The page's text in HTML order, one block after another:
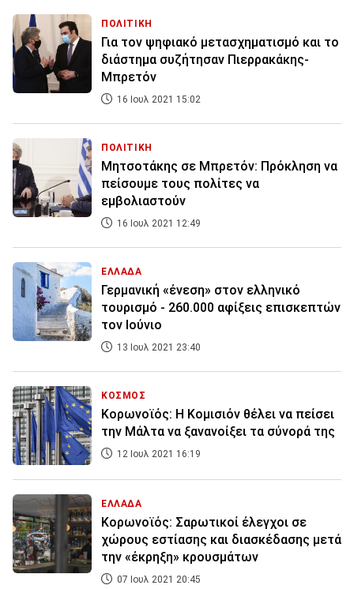
ΠΟΛΙΤΙΚΗ
Για τον ψηφιακό μετασχηματισμό και το
διάστημα συζήτησαν Πιερρακάκης-
Μπρετόν
16 Ιουλ 2021 15:02
ΠΟΛΙΤΙΚΗ
Μητσοτάκης σε Μπρετόν: Πρόκληση να
πείσουμε τους πολίτες να
εμβολιαστούν
16 Ιουλ 2021 12:49
ΕΛΛΑΔΑ
Γερμανική «ένεση» στον ελληνικό
τουρισμό - 260.000 αφίξεις επισκεπτών
τον Ιούνιο
13 Ιουλ 2021 23:40
ΚΟΣΜΟΣ
Κορωνοϊός: Η Κομισιόν θέλει να πείσει
την Μάλτα να ξανανοίξει τα σύνορά της
12 Ιουλ 2021 16:19
ΕΛΛΑΔΑ
Κορωνοϊός: Σαρωτικοί έλεγχοι σε
χώρους εστίασης και διασκέδασης μετά
την «έκρηξη» κρουσμάτων
07 Ιουλ 2021 20:45